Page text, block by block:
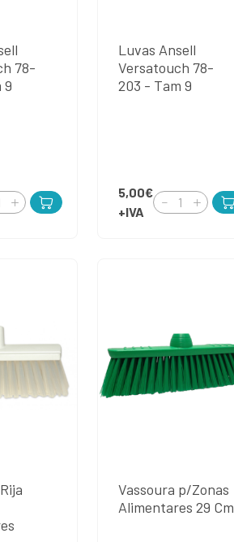
78-
9
Luvas Ansell
Versatouch 78-
203 - Tam 9
5,00€
+IVA
Vassoura p/Zonas
Alimentares 29 Cm